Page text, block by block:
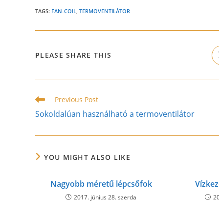
TAGS: FAN-COIL, TERMOVENTILÁTOR
PLEASE SHARE THIS
Read
more
articles
Previous Post
Sokoldalúan használható a termoventilátor
YOU MIGHT ALSO LIKE
Nagyobb méretű lépcsőfok
2017. június 28. szerda